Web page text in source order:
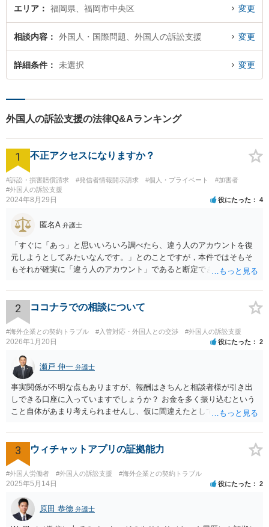
エリア 福岡県、福岡市中央区 変更
相談内容 外国人・国際問題、外国人の訴訟支援 変更
詳細条件 未選択 変更
外国人の訴訟支援の法律Q&Aランキング
1 不正アクセスになりますか？
#訴訟・損害賠償請求 #発信者情報開示請求 #個人・プライベート
#加害者
#外国人の訴訟支援
2024年8月29日 役にたった 4
匿名A 弁護士
「すぐに「あっ」と思いいろいろ調べたら、違う人のアカウントを復
元しようとしてみたいなんです。」とのことですが，本件ではそもそ
もそれが確実に「違う人のアカウント」であると断定できていません
できません。余計な心配でしょう。
2 ココナラでの相談について
#海外企業との契約トラブル #入管対応・外国人との交渉 #外国人の訴訟支援
2026年1月20日 役にたった 2
瀬戸 伸一 弁護士
事実関係が不明な点もありますが、報酬はきちんと相談者様が引き出
しできる口座に入っていますでしょうか？ お金を多く振り込むという
こと自体があまり考えられませんし、仮に間違えたとしても、海外の
で、paypayを使うというのは、話として怪しい感じがします。 絶対に
損のないように行動されるとよいと思われます。
3 ウィチャットアプリの証拠能力
#外国人労働者 #外国人の訴訟支援 #海外企業との契約トラブル
2025年5月14日 役にたった 2
原田 恭徳 弁護士